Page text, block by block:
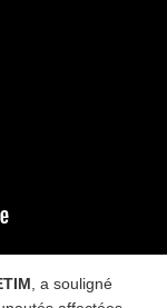
, a souligné